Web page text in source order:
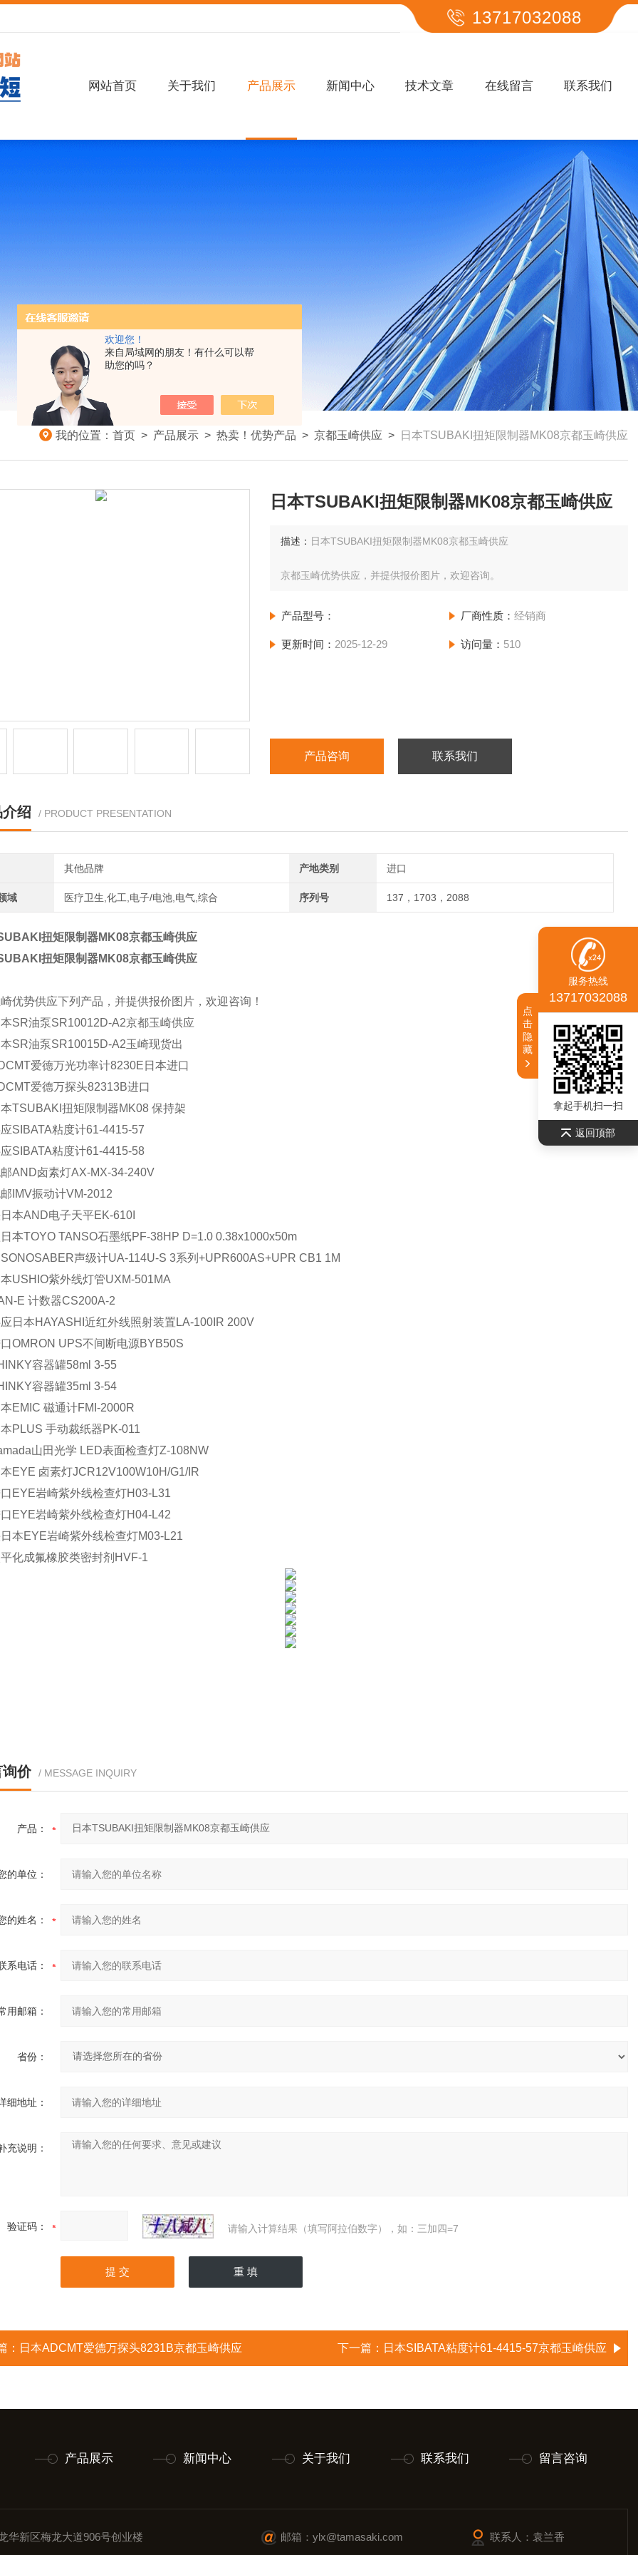
欢迎您！
来自局域网的朋友！有什么可以帮
助您的吗？
13717032088
网站首页 关于我们 产品展示 新闻中心 技术文章 在线留言 联系我们
我的位置： 首页 > 产品展示 > 热卖！优势产品 > 京都玉崎供应 > 日本TSUBAKI扭矩限制器MK08京都玉崎供应
日本TSUBAKI扭矩限制器MK08京都玉崎供应
描述： 日本TSUBAKI扭矩限制器MK08京都玉崎供应
京都玉崎优势供应，并提供报价图片，欢迎咨询。
产品型号： 厂商性质： 经销商
更新时间： 2025-12-29 访问量： 510
产品咨询 联系我们
绍 / PRODUCT PRESENTATION
其他品牌 产地类别 进口
域 医疗卫生,化工,电子/电池,电气,综合 序列号 137，1703，2088
扭矩限制器MK08京都玉崎供应
扭矩限制器MK08京都玉崎供应
优势供应下列产品，并提供报价图片，欢迎咨询！
本SR油泵SR10012D-A2京都玉崎供应
SR油泵SR10015D-A2玉崎现货出
爱德万光功率计8230E日本进口
爱德万探头82313B进口
TSUBAKI扭矩限制器MK08 保持架
SIBATA粘度计61-4415-57
SIBATA粘度计61-4415-58
邮AND卤素灯AX-MX-34-240V
邮IMV振动计VM-2012
本AND电子天平EK-610I
本TOYO TANSO石墨纸PF-38HP D=1.0 0.38x1000x50m
声级计UA-114U-S 3系列+UPR600AS+UPR CB1 1M
USHIO紫外线灯管UXM-501MA
E 计数器CS200A-2
日本HAYASHI近红外线照射装置LA-100IR 200V
OMRON UPS不间断电源BYB50S
容器罐58ml 3-55
容器罐35ml 3-54
EMIC 磁通计FMI-2000R
PLUS 手动裁纸器PK-011
山田光学 LED表面检查灯Z-108NW
EYE 卤素灯JCR12V100W10H/G1/IR
EYE岩崎紫外线检查灯H03-L31
EYE岩崎紫外线检查灯H04-L42
本EYE岩崎紫外线检查灯M03-L21
化成氟橡胶类密封剂HVF-1
价 / MESSAGE INQUIRY
产品：
的单位：
的姓名：
系电话：
用邮箱：
省份：
细地址：
充说明：
验证码： 请输入计算结果（填写阿拉伯数字），如：三加四=7
： 日本ADCMT爱德万探头8231B京都玉崎供应 下一篇： 日本SIBATA粘度计61-4415-57京都玉崎供应
产品展示 新闻中心 关于我们 联系我们 留言咨询
华新区梅龙大道906号创业楼 邮箱：ylx@tamasaki.com 联系人：袁兰香
服务热线
13717032088
拿起手机扫一扫
返回顶部
点
击
隐
藏